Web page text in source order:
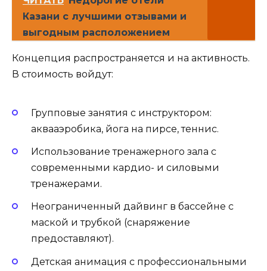
Казани с лучшими отзывами и
выгодным расположением
Концепция распространяется и на активность.
В стоимость войдут:
Групповые занятия с инструктором:
аквааэробика, йога на пирсе, теннис.
Использование тренажерного зала с
современными кардио- и силовыми
тренажерами.
Неограниченный дайвинг в бассейне с
маской и трубкой (снаряжение
предоставляют).
Детская анимация с профессиональными